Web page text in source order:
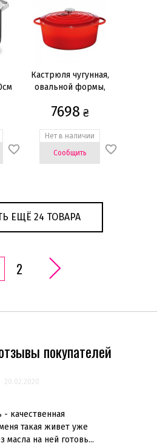
Кастрюля чугунная,
овальной формы,
7698 ₴
Нет в наличии
Сообщить
ЕЩЁ 24 ТОВАРА
2
покупателей
20.02.2020
- качественная
такая живет уже
масла на ней готовь...